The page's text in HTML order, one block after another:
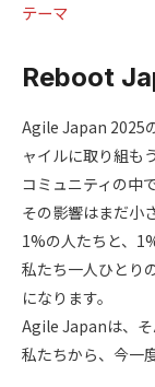
テーマ
Reboot
Agile Japan 2025
ャイルに取り組も
コミュニティの中
その影響はまだ小
1%の人たちと、
私たち一人ひとり
になります。
Agile Japanは、そ
私たちから、今一